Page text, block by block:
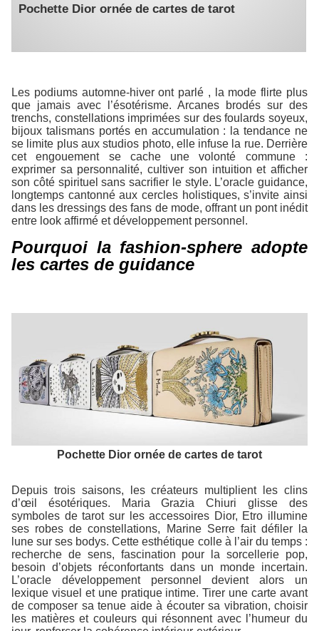
Pochette Dior ornée de cartes de tarot
Les podiums automne-hiver ont parlé , la mode flirte plus
que jamais avec l’ésotérisme. Arcanes brodés sur des
trenchs, constellations imprimées sur des foulards soyeux,
bijoux talismans portés en accumulation : la tendance ne
se limite plus aux studios photo, elle infuse la rue. Derrière
cet engouement se cache une volonté commune :
exprimer sa personnalité, cultiver son intuition et afficher
son côté spirituel sans sacrifier le style. L’oracle guidance,
longtemps cantonné aux cercles holistiques, s’invite ainsi
dans les dressings des fans de mode, offrant un pont inédit
entre look affirmé et développement personnel.
Pourquoi la fashion-sphere adopte
les cartes de guidance
Pochette Dior ornée de cartes de tarot
Depuis trois saisons, les créateurs multiplient les clins
d’œil ésotériques. Maria Grazia Chiuri glisse des
symboles de tarot sur les accessoires Dior, Etro illumine
ses robes de constellations, Marine Serre fait défiler la
lune sur ses bodys. Cette esthétique colle à l’air du temps :
recherche de sens, fascination pour la sorcellerie pop,
besoin d’objets réconfortants dans un monde incertain.
L’oracle développement personnel devient alors un
lexique visuel et une pratique intime. Tirer une carte avant
de composer sa tenue aide à écouter sa vibration, choisir
les matières et couleurs qui résonnent avec l’humeur du